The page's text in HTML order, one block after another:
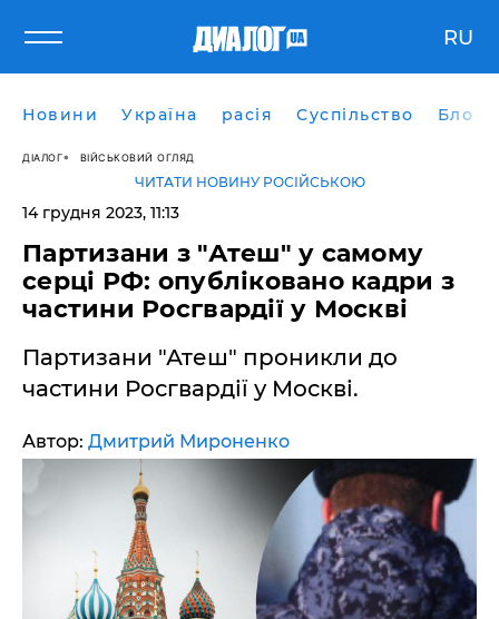
RU
Новини Україна расія Суспільство Блоги
ДІАЛОГ ВІЙСЬКОВИЙ ОГЛЯД
ЧИТАТИ НОВИНУ РОСІЙСЬКОЮ
14 грудня 2023, 11:13
Партизани з "Атеш" у самому
серці РФ: опубліковано кадри з
частини Росгвардії у Москві
Партизани "Атеш" проникли до
частини Росгвардії у Москві.
Автор: Дмитрий Мироненко